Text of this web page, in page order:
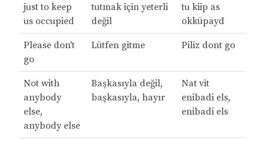
just to keep
us occupied
tutmak için yeterli
değil
tu kiip as
okküpayd
Please don't
go
Lütfen gitme Piliz dont go
Not with
anybody
else,
anybody else
Başkasıyla değil,
başkasıyla, hayır
Nat vit
enibadi els,
enibadi els